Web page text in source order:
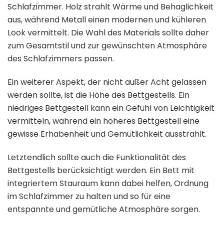
Schlafzimmer. Holz strahlt Wärme und Behaglichkeit
aus, während Metall einen modernen und kühleren
Look vermittelt. Die Wahl des Materials sollte daher
zum Gesamtstil und zur gewünschten Atmosphäre
des Schlafzimmers passen.
Ein weiterer Aspekt, der nicht außer Acht gelassen
werden sollte, ist die Höhe des Bettgestells. Ein
niedriges Bettgestell kann ein Gefühl von Leichtigkeit
vermitteln, während ein höheres Bettgestell eine
gewisse Erhabenheit und Gemütlichkeit ausstrahlt.
Letztendlich sollte auch die Funktionalität des
Bettgestells berücksichtigt werden. Ein Bett mit
integriertem Stauraum kann dabei helfen, Ordnung
im Schlafzimmer zu halten und so für eine
entspannte und gemütliche Atmosphäre sorgen.